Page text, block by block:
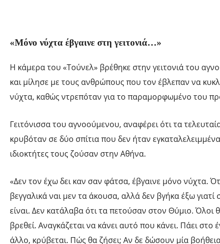
«Μόνο νύχτα έβγαινε στη γειτονιά…»
Η κάμερα του «Τούνελ» βρέθηκε στην γειτονιά του
και μίλησε με τους ανθρώπους που τον έβλεπαν να
νύχτα, καθώς ντρεπόταν για το παραμορφωμένο του
Γειτόνισσα του αγνοούμενου, αναφέρει ότι τα
κρυβόταν σε δύο σπίτια που δεν ήταν
ιδιοκτήτες τους ζούσαν στην Αθήνα.
«Δεν τον έχω δει καν σαν φάτσα, έβγαινε μόνο νύχτα.
βεγγαλικά ναι μεν τα άκουσα, αλλά δεν βγήκα έξω γιατί
είναι. Δεν κατάλαβα ότι τα πετούσαν στον Θύμιο. Όλοι
βρεθεί. Αναγκάζεται να κάνει αυτό που κάνει. Πάει στο
άλλο, κρύβεται. Πώς θα ζήσει; Αν δε δώσουν μία